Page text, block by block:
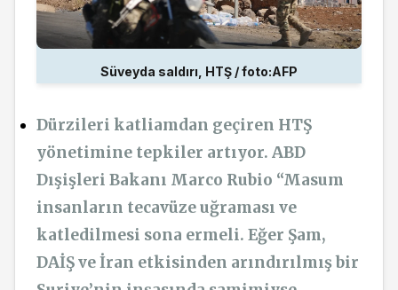
Süveyda saldırı, HTŞ / foto:AFP
Dürzileri katliamdan geçiren HTŞ
yönetimine tepkiler artıyor. ABD
Dışişleri Bakanı Marco Rubio “Masum
insanların tecavüze uğraması ve
katledilmesi sona ermeli. Eğer Şam,
DAİŞ ve İran etkisinden arındırılmış bir